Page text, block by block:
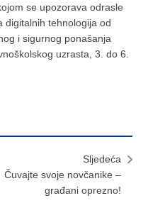
se upozorava odrasle
digitalnih tehnologija od
i sigurnog ponašanja
uzrasta, 3. do 6.
Sljedeća
Čuvajte svoje novčanike –
građani oprezno!